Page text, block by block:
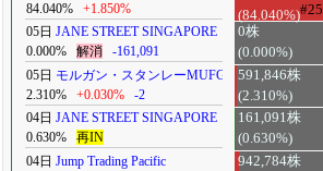
84.040%
+1.850%
(84.040%)#25
05日 JANE STREET SINGAPORE
0.000%
解消 -161,091
0株
(0.000%)
05日 モルガン・スタンレーMUFG
2.310%
+0.030% -2
591,846株
(2.310%)
04日 JANE STREET SINGAPORE
0.630%
再IN
161,091株
(0.630%)
04日 Jump Trading Pacific
942,784株